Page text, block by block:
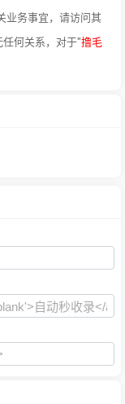
业务事宜，请访问其
任何关系，对于"撸毛